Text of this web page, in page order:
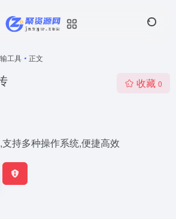
工具 • 正文
收藏 0
持多种操作系统,便捷高效